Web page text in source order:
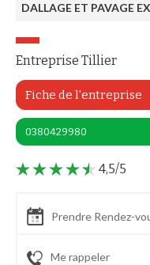
DALLAGE ET PAVAGE
Entreprise Tillier
Fiche de l'entreprise
0380429980
4,5/5
Prendre Rendez-
Me rappeler